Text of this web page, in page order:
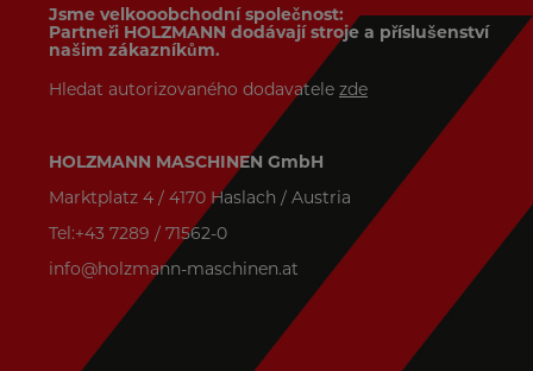
Jsme velkooobchodní společnost:
Partneři HOLZMANN dodávají stroje a příslušenství
našim zákazníkům.
Hledat autorizovaného dodavatele zde
HOLZMANN MASCHINEN GmbH
Marktplatz 4 / 4170 Haslach / Austria
Tel:+43 7289 / 71562-0
info@holzmann-maschinen.at